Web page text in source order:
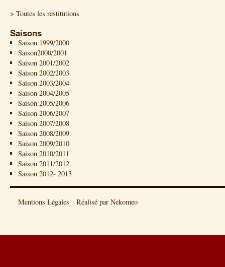
> Toutes les restitutions
Saisons
Saison 1999/2000
Saison2000/2001
Saison 2001/2002
Saison 2002/2003
Saison 2003/2004
Saison 2004/2005
Saison 2005/2006
Saison 2006/2007
Saison 2007/2008
Saison 2008/2009
Saison 2009/2010
Saison 2010/2011
Saison 2011/2012
Saison 2012- 2013
Mentions Légales Réalisé par Nekomeo